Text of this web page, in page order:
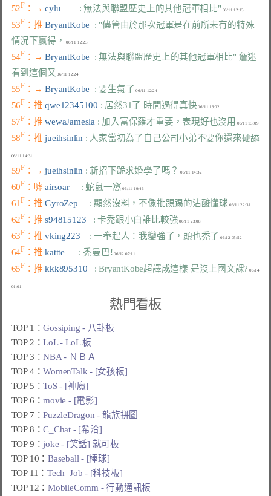
52F ：→ cylu : 無法與聯盟歷史上的其他冠軍相比"
53F ：推 BryantKobe : "儘管由於那次冠軍是在前所未有的特殊
情況下贏得，
06/11 12:23
54F ：→ BryantKobe : 無法與聯盟歷史上的其他冠軍相比" 詹迷
看到這個又
06/11 12:24
55F ：→ BryantKobe : 要生氣了 06/11 12:24
56F ：推 qwe12345100 : 居然31了 時間過得真快
57F ：推 wewaJamesla : 加入富保羅才重要，表現好也沒用 06/11 13:09
58F ：推 jueihsinlin : 人家當初為了自己公司小弟不要你還來硬舔
59F ：→ jueihsinlin : 新招下跪求婚學了嗎？
60F ：噓 airsoar : 蛇鼠一窩 06/11 19:46
61F ：推 GyroZep : 顯然沒料，不像批踢踢的沾酸懂球
62F ：推 s94815123 : 卡禿跟小白誰比較強 06/11 23:08
63F ：推 vking223 : 一拳起人：我變強了，頭也禿了
64F ：推 kattte : 禿曼巴!
65F ：推 kkk895310 : BryantKobe超譯成這樣 是沒上國文課? 06/14
熱門看板
TOP 1：Gossiping - 八卦板
TOP 2：LoL - LoL 板
TOP 3：NBA - ＮＢＡ
TOP 4：WomenTalk - [女孩板]
TOP 5：ToS - [神魔]
TOP 6：movie - [電影]
TOP 7：PuzzleDragon - 龍族拼圖
TOP 8：C_Chat - [希洽]
TOP 9：joke - [笑話] 就可板
TOP 10：Baseball - [棒球]
TOP 11：Tech_Job - [科技板]
TOP 12：MobileComm - 行動通訊板